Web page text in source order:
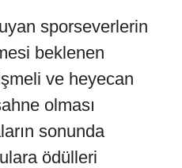
sporseverlerin
beklenen
ve heyecan
olması
sonunda
ödülleri